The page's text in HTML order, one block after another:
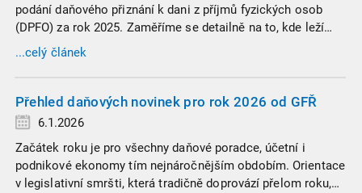
podání daňového přiznání k dani z příjmů fyzických osob
(DPFO) za rok 2025. Zaměříme se detailně na to, kde leží
hranice povinnosti přiznání podat, jaké jsou nejčastější
chytáky v soubězích příjmů a na co si dát v roce 2026
...celý článek
Přehled daňových novinek pro rok 2026 od GFŘ
6.1.2026
Začátek roku je pro všechny daňové poradce, účetní i
podnikové ekonomy tím nejnáročnějším obdobím. Orientace
v legislativní smršti, která tradičně doprovází přelom roku,